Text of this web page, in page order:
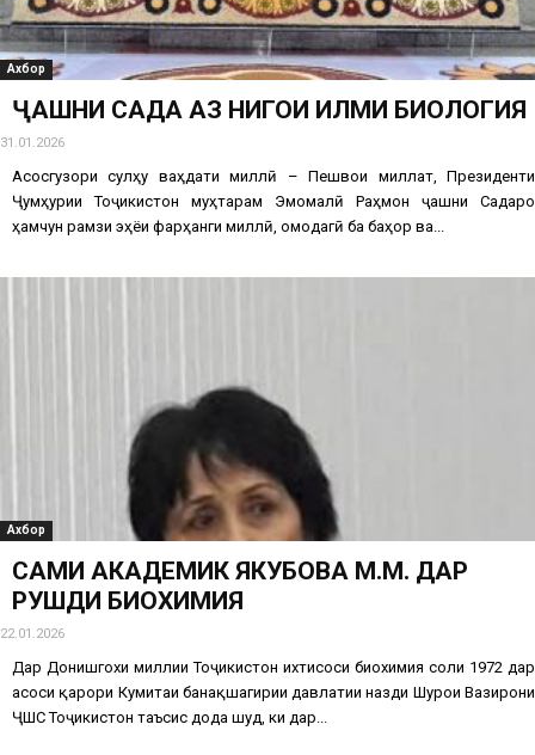
Ахбор
ҶАШНИ САДА АЗ НИГОҲИ ИЛМИ БИОЛОГИЯ
31.01.2026
Асосгузори сулҳу ваҳдати миллӣ – Пешвои миллат, Президенти
Ҷумҳурии Тоҷикистон муҳтарам Эмомалӣ Раҳмон ҷашни Садаро
ҳамчун рамзи эҳёи фарҳанги миллӣ, омодагӣ ба баҳор ва...
Ахбор
САҲМИ АКАДЕМИК ЯКУБОВА М.М. ДАР
РУШДИ БИОХИМИЯ
22.01.2026
Дар Донишгохи миллии Тоҷикистон ихтисоси биохимия соли 1972 дар
асоси қарори Кумитаи банақшагирии давлатии назди Шурои Вазирони
ҶШС Тоҷикистон таъсис дода шуд, ки дар...